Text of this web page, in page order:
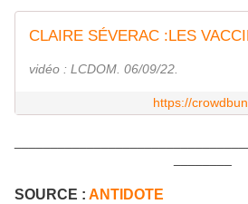
vidéo : LCDOM. 06/09/22.
https://
SOURCE : ANTIDOTE